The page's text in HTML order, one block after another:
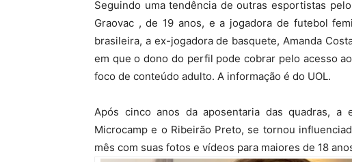
Seguindo uma tendência de outras esportistas
Graovac , de 19 anos, e a jogadora de futebol
brasileira, a ex-jogadora de basquete, Amanda
em que o dono do perfil pode cobrar pelo acesso
foco de conteúdo adulto. A informação é do UOL.
Após cinco anos da aposentaria das quadras,
Microcamp e o Ribeirão Preto, se tornou
mês com suas fotos e vídeos para maiores de 18